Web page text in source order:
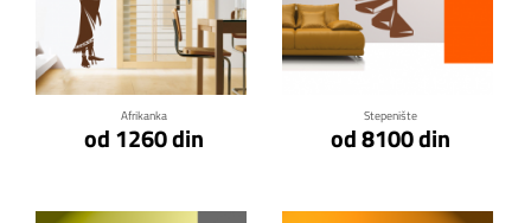
Afrikanka
od 1260 din
Klikni za detalje
Stepenište
od 8100 din
Klikni za detalje